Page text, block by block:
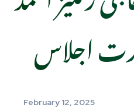
اجلاس
February 12, 2025